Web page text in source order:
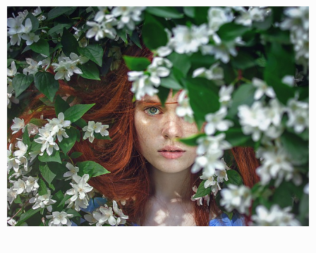
pre
dlhovlásky